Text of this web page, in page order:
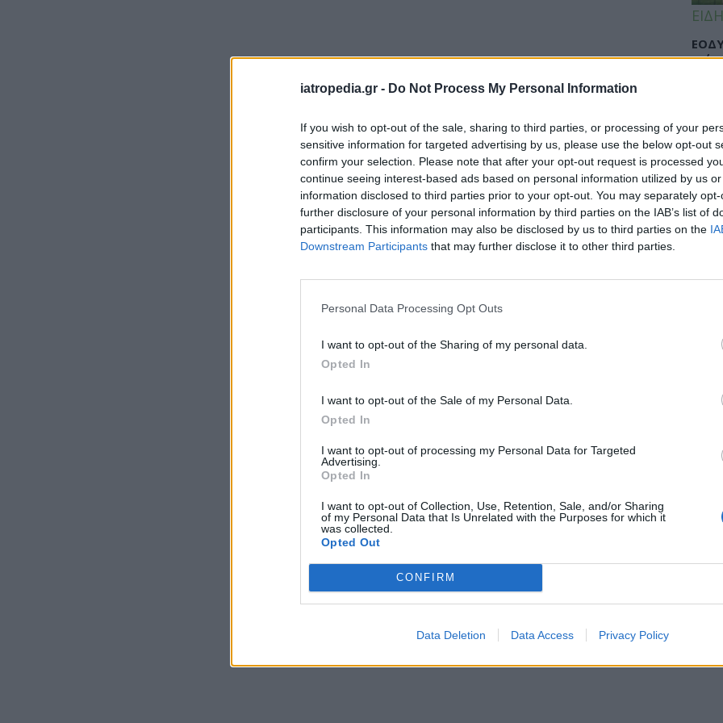
iatropedia.gr - Do Not Process My Personal Information
If you wish to opt-out of the sale, sharing to third parties, or processing of your
sensitive information for targeted advertising by us, please use the below opt-out
confirm your selection. Please note that after your opt-out request is processed
continue seeing interest-based ads based on personal information utilized by us
information disclosed to third parties prior to your opt-out. You may separately
further disclosure of your personal information by third parties on the IAB’s list of
participants. This information may also be disclosed by us to third parties on the
Downstream Participants that may further disclose it to other third parties.
Personal Data Processing Opt Outs
I want to opt-out of the Sharing of my personal data.
Opted In
I want to opt-out of the Sale of my Personal Data.
Opted In
I want to opt-out of processing my Personal Data for Targeted
Advertising.
Opted In
I want to opt-out of Collection, Use, Retention, Sale, and/or Sharing
of my Personal Data that Is Unrelated with the Purposes for which it
was collected.
Opted Out
CONFIRM
Data Deletion Data Access Privacy Policy
5